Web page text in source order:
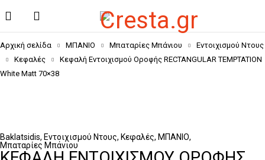
Αρχική σελίδα ΜΠΑΝΙΟ Μπαταρίες Μπάνιου
Εντοιχισμού Ντους
Κεφαλές
Κεφαλή Εντοιχισμού Οροφής RECTANGULAR TEMPTATION
White Matt 70×38
Baklatsidis, Εντοιχισμού Ντους, Κεφαλές, ΜΠΑΝΙΟ,
Μπαταρίες Μπάνιου